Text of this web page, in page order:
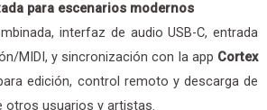
para escenarios modernos
interfaz de audio USB-C, entrada
MIDI, y sincronización con la app Cortex
edición, control remoto y descarga de
otros usuarios y artistas.